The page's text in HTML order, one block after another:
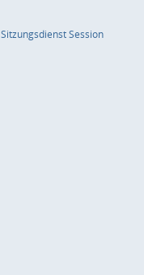
SitzungsdienstSession(Wird in